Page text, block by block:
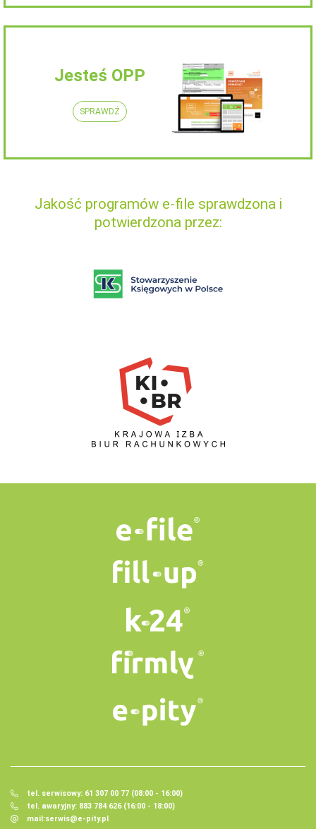
Jesteś OPP
SPRAWDŹ
Jakość programów e-file sprawdzona i
potwierdzona przez:
tel. serwisowy: 61 307 00 77 (08:00 - 16:00)
tel. awaryjny: 883 784 626 (16:00 - 18:00)
mail:serwis@e-pity.pl